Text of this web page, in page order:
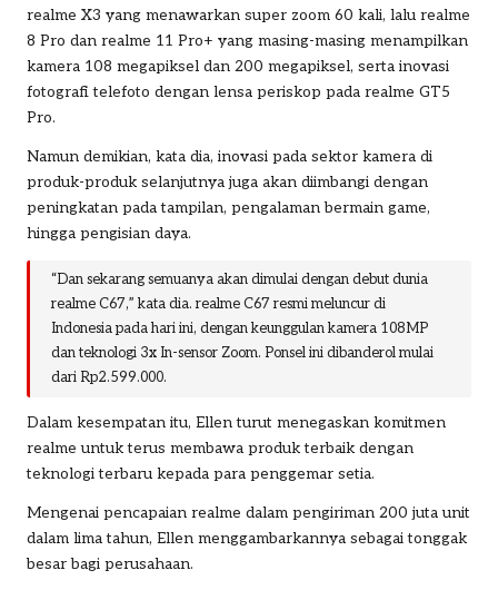
realme X3 yang menawarkan super zoom 60 kali, lalu realme
8 Pro dan realme 11 Pro+ yang masing-masing menampilkan
kamera 108 megapiksel dan 200 megapiksel, serta inovasi
fotografi telefoto dengan lensa periskop pada realme GT5
Pro.
Namun demikian, kata dia, inovasi pada sektor kamera di
produk-produk selanjutnya juga akan diimbangi dengan
peningkatan pada tampilan, pengalaman bermain game,
hingga pengisian daya.
“Dan sekarang semuanya akan dimulai dengan debut dunia
realme C67,” kata dia. realme C67 resmi meluncur di
Indonesia pada hari ini, dengan keunggulan kamera 108MP
dan teknologi 3x In-sensor Zoom. Ponsel ini dibanderol mulai
dari Rp2.599.000.
Dalam kesempatan itu, Ellen turut menegaskan komitmen
realme untuk terus membawa produk terbaik dengan
teknologi terbaru kepada para penggemar setia.
Mengenai pencapaian realme dalam pengiriman 200 juta unit
dalam lima tahun, Ellen menggambarkannya sebagai tonggak
besar bagi perusahaan.